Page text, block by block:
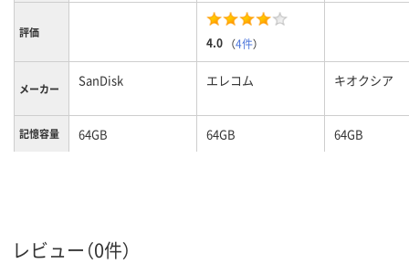
評価
4.0 （4件）
メーカー SanDisk エレコム キオクシア
記憶容量 64GB 64GB 64GB
レビュー（0件）